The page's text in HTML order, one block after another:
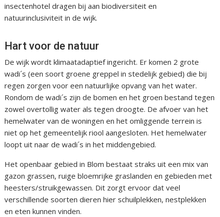
insectenhotel dragen bij aan biodiversiteit en
natuurinclusiviteit in de wijk.
Hart voor de natuur
De wijk wordt klimaatadaptief ingericht. Er komen 2 grote
wadi´s (een soort groene greppel in stedelijk gebied) die bij
regen zorgen voor een natuurlijke opvang van het water.
Rondom de wadi´s zijn de bomen en het groen bestand tegen
zowel overtollig water als tegen droogte. De afvoer van het
hemelwater van de woningen en het omliggende terrein is
niet op het gemeentelijk riool aangesloten. Het hemelwater
loopt uit naar de wadi´s in het middengebied.
Het openbaar gebied in Blom bestaat straks uit een mix van
gazon grassen, ruige bloemrijke graslanden en gebieden met
heesters/struikgewassen. Dit zorgt ervoor dat veel
verschillende soorten dieren hier schuilplekken, nestplekken
en eten kunnen vinden.